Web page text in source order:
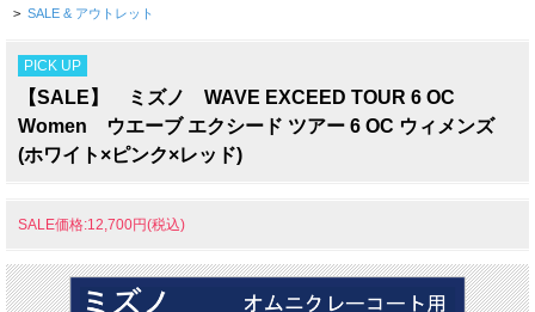
> SALE & アウトレット
PICK UP
【SALE】 ミズノ WAVE EXCEED TOUR 6 OC
Women ウエーブ エクシード ツアー 6 OC ウィメンズ
(ホワイト×ピンク×レッド)
SALE価格:12,700円(税込)